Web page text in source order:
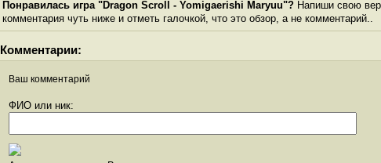
Понравилась игра "Dragon Scroll - Yomigaerishi Maryuu"? Напиши свою
комментария чуть ниже и отметь галочкой, что это обзор, а не комментарий..
Комментарии:
Ваш комментарий
ФИО или ник: